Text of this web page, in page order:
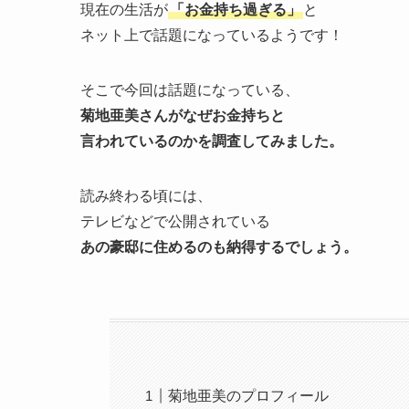
現在の生活が「お金持ち過ぎる」 と
ネット上で話題になっているようです！
そこで今回は話題になっている、
菊地亜美さんがなぜお金持ちと
言われているのかを調査してみました。
読み終わる頃には、
テレビなどで公開されている
あの豪邸に住めるのも納得するでしょう。
菊地亜美のプロフィール